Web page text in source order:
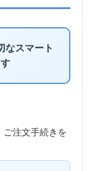
なスマート
ご注文手続きを